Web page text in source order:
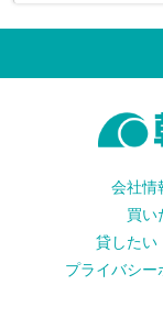
会社情
買い
貸したい
プライバシー